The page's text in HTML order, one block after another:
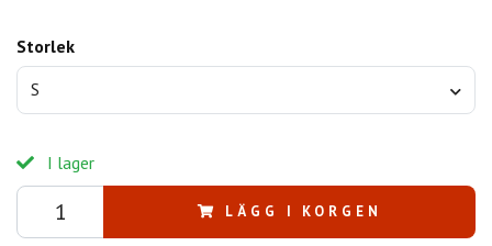
Storlek
S
I lager
LÄGG I KORGEN